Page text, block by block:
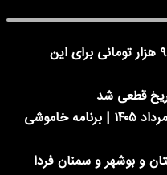
خبر داغ از واریز یارانه ۲ میلیون و ۹۸۵ هزار تومانی برای این
قطعی شد
جدول قطعی برق مشهد روز شنبه ۱۷ مرداد ۱۴۰۵ | برنامه خاموشی
و بوشهر و سمنان فردا